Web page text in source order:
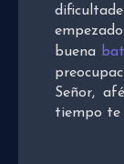
buena
Señor,
tiempo te